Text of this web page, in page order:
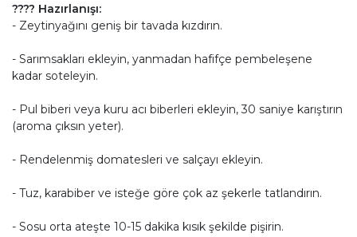
??‍?? Hazırlanışı:
- Zeytinyağını geniş bir tavada kızdırın.
- Sarımsakları ekleyin, yanmadan hafifçe pembeleşene
kadar soteleyin.
- Pul biberi veya kuru acı biberleri ekleyin, 30 saniye karıştırın
(aroma çıksın yeter).
- Rendelenmiş domatesleri ve salçayı ekleyin.
- Tuz, karabiber ve isteğe göre çok az şekerle tatlandırın.
- Sosu orta ateşte 10-15 dakika kısık şekilde pişirin.